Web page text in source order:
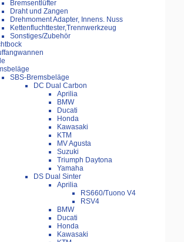
Bremsentlüfter
Draht und Zangen
Drehmoment Adapter, Innens. Nuss
Kettenfluchttester,Trennwerkzeug
Sonstiges/Zubehör
SBS-Bremsbeläge
DC Dual Carbon
Aprilia
BMW
Ducati
Honda
Kawasaki
KTM
MV Agusta
Suzuki
Triumph Daytona
Yamaha
DS Dual Sinter
Aprilia
RS660/Tuono V4
RSV4
BMW
Ducati
Honda
Kawasaki